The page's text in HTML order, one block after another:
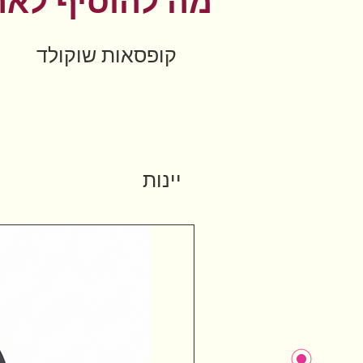
קופסאות שוקולד
יינות